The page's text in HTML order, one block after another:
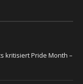
kritisiert Pride Month –